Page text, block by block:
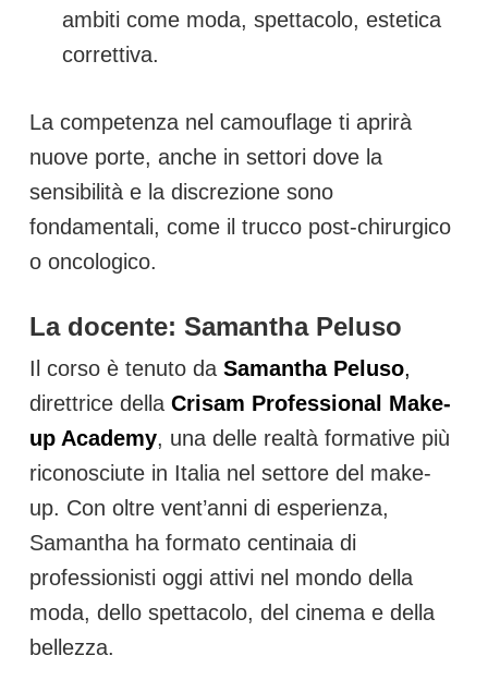
ambiti come moda, spettacolo, estetica
correttiva.
La competenza nel camouflage ti aprirà
nuove porte, anche in settori dove la
sensibilità e la discrezione sono
fondamentali, come il trucco post-chirurgico
o oncologico.
La docente: Samantha Peluso
Il corso è tenuto da Samantha Peluso,
direttrice della Crisam Professional Make-
up Academy, una delle realtà formative più
riconosciute in Italia nel settore del make-
up. Con oltre vent’anni di esperienza,
Samantha ha formato centinaia di
professionisti oggi attivi nel mondo della
moda, dello spettacolo, del cinema e della
bellezza.